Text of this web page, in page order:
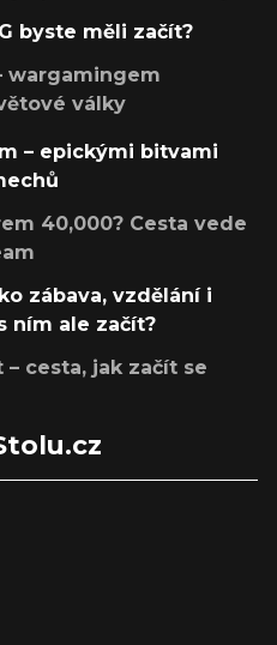
byste měli začít?
wargamingem
války
– epickými bitvami
40,000? Cesta vede
zábava, vzdělání i
ním ale začít?
cesta, jak začít se